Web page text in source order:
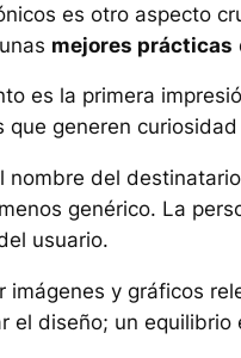
es otro aspecto
mejores prácticas
es la primera
que generen
nombre del
genérico. La
usuario.
imágenes y gráficos
el diseño; un